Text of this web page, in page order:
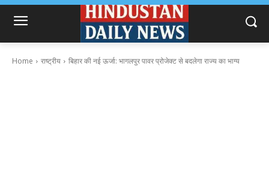
Home राष्ट्रीय बिहार की नई ऊर्जा: भागलपुर पावर प्रोजेक्ट से बदलेगा राज्य का भाग्य